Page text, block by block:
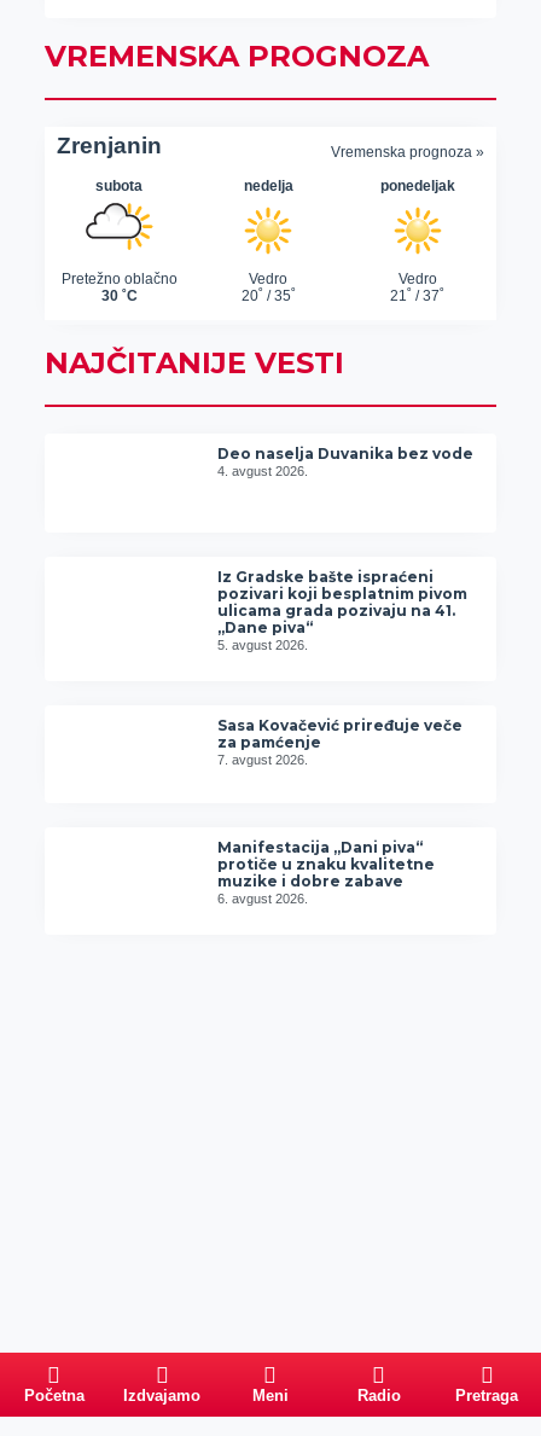
VREMENSKA PROGNOZA
NAJČITANIJE VESTI
Deo naselja Duvanika bez vode
4. avgust 2026.
Iz Gradske bašte ispraćeni
pozivari koji besplatnim pivom
ulicama grada pozivaju na 41.
„Dane piva“
5. avgust 2026.
Sasa Kovačević priređuje veče
za pamćenje
7. avgust 2026.
Manifestacija „Dani piva“
protiče u znaku kvalitetne
muzike i dobre zabave
6. avgust 2026.
Početna Izdvajamo Meni Radio Pretraga